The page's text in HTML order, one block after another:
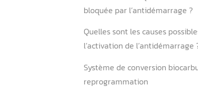
antidémarrage ?
Où se trouve le
Comment